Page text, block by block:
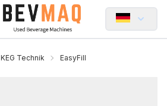
KEG Technik EasyFill